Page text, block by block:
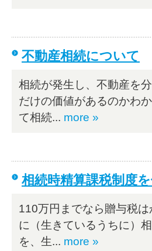
不動産相続について
相続が発生し、不動産を
だけの価値があるのかわ
て相続... more »
相続時精算課税制度
110万円までなら贈与税
に（生きているうちに）
を、生... more »